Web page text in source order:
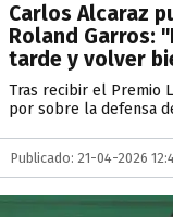
Carlos Alcaraz
Roland Garros:
tarde y volver
Tras recibir el Premio
por sobre la defensa
Publicado: 21-04-2026